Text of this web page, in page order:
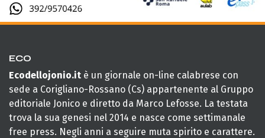
ECO
Ecodellojonio.it è un giornale on-line calabrese con
sede a Corigliano-Rossano (Cs) appartenente al Gruppo
editoriale Jonico e diretto da Marco Lefosse. La testata
trova la sua genesi nel 2014 e nasce come settimanale
free press. Negli anni a seguire muta spirito e carattere.